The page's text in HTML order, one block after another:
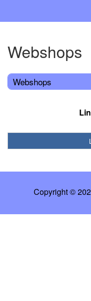
Webshops
Webshops
Copyright ©